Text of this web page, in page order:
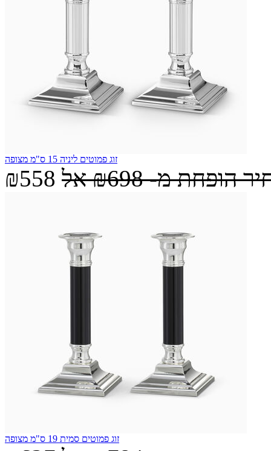
זוג פמוטים ליניה 15 ס"מ מצופה
₪558 הופחת מ-₪698 אל
זוג פמוטים סמית 19 ס"מ מצופה